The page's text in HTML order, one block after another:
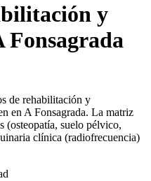
y
Fonsagrada
de rehabilitación y
en A Fonsagrada. La matriz
(osteopatía, suelo pélvico,
clínica (radiofrecuencia)